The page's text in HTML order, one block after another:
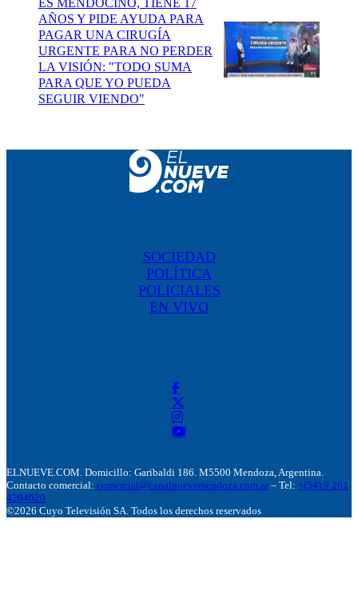
ES MENDOCINO, TIENE 17
AÑOS Y PIDE AYUDA PARA
PAGAR UNA CIRUGÍA
URGENTE PARA NO PERDER
LA VISIÓN: "TODO SUMA
PARA QUE YO PUEDA
SEGUIR VIENDO"
SOCIEDAD
POLÍTICA
POLICIALES
EN VIVO
ELNUEVE.COM. Domicillo: Garibaldi 186. M5500 Mendoza, Argentina.
Contacto comercial: comercial@canalnuevemendoza.com.ar – Tel: +(54) 9 261
4204020
©2026 Cuyo Televisión SA. Todos los derechos reservados